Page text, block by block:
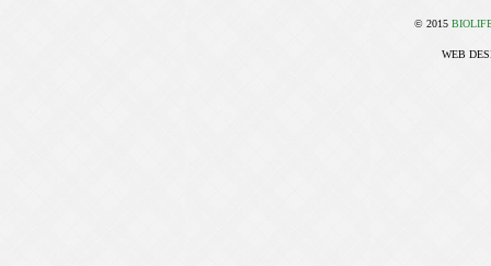
© 2015
WEB